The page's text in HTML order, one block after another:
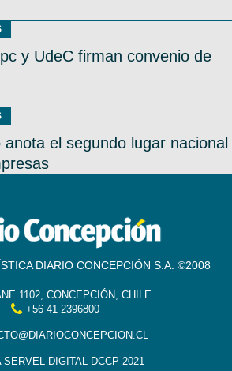
y UdeC firman convenio de
el segundo lugar nacional
DIARIO CONCEPCIÓN S.A. ©2008
1102, CONCEPCIÓN, CHILE
+56 41 2396800
SERVEL DIGITAL DCCP 2021